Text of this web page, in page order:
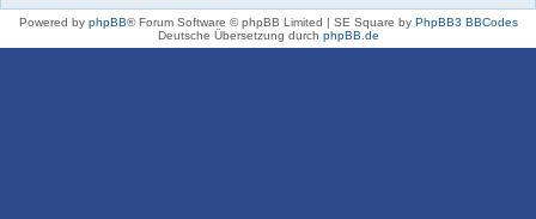
Powered by phpBB® Forum Software © phpBB Limited | SE Square by PhpBB3 BBCodes
Deutsche Übersetzung durch phpBB.de